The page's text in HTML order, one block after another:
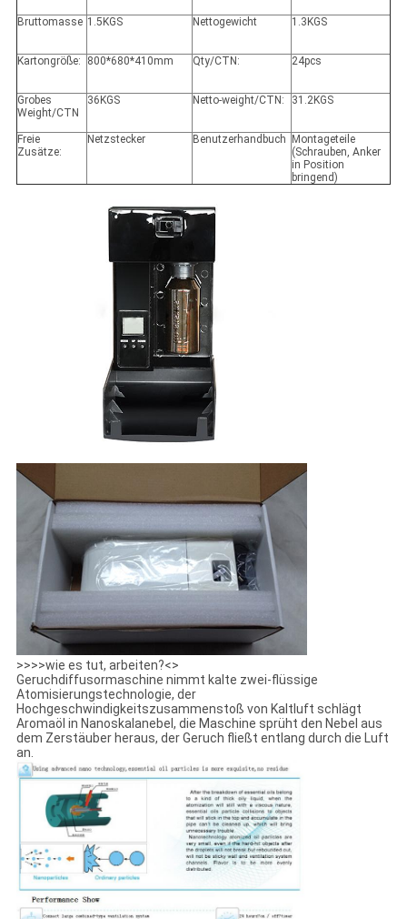
Bruttomasse 1.5KGS Nettogewicht 1.3KGS
Kartongröße: 800*680*410mm Qty/CTN: 24pcs
Grobes
Weight/CTN
36KGS Netto-weight/CTN: 31.2KGS
Freie
Zusätze:
Netzstecker Benutzerhandbuch
Montageteile
(Schrauben, Anker
in Position
bringend)
>>>>wie es tut, arbeiten?<>
Geruchdiffusormaschine nimmt kalte zwei-flüssige
Atomisierungstechnologie, der
Hochgeschwindigkeitszusammenstoß von Kaltluft schlägt
Aromaöl in Nanoskalanebel, die Maschine sprüht den Nebel aus
dem Zerstäuber heraus, der Geruch fließt entlang durch die Luft
an.